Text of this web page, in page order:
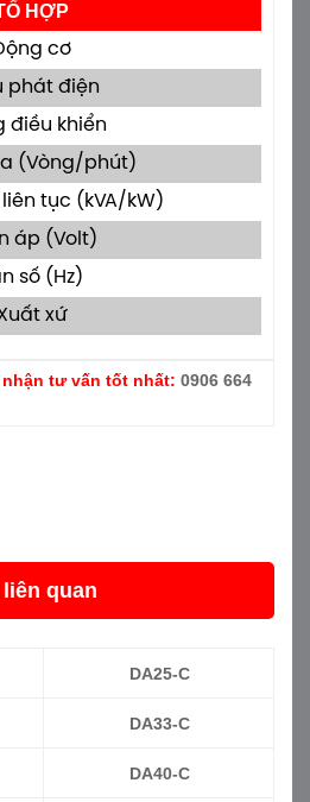
HỢP
cơ
phát điện
điều khiển
(Vòng/phút)
tục (kVA/kW)
áp (Volt)
số (Hz)
xứ
tư vấn tốt nhất: 0906 664
quan
DA25-C
DA33-C
DA40-C